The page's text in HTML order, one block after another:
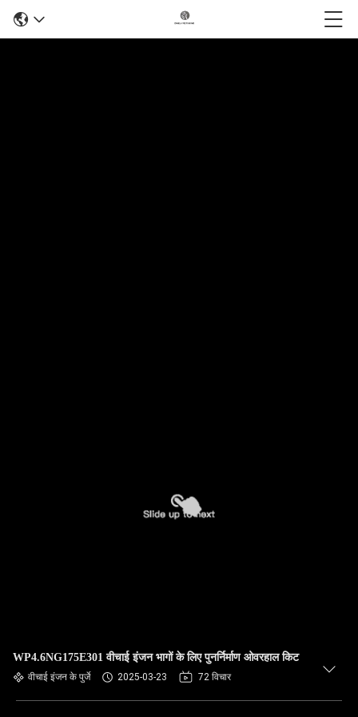
WP4.6NG175E301 वीचाई इंजन भागों के लिए पुनर्निर्माण ओवरहाल किट
वीचाई इंजन के पुर्जे 2025-03-23 72 विचार